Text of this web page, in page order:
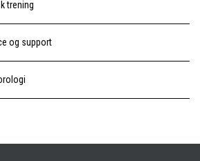
trening
og support